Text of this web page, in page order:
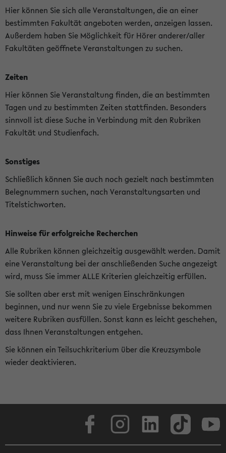
Hier können Sie sich alle Veranstaltungen, die an einer
bestimmten Fakultät angeboten werden, anzeigen lassen.
Außerdem haben Sie Möglichkeit für Hörer anderer/aller
Fakultäten geöffnete Veranstaltungen zu suchen.
Zeiten
Hier können Sie Veranstaltung finden, die an bestimmten
Tagen und zu bestimmten Zeiten stattfinden. Besonders
sinnvoll ist diese Suche in Verbindung mit den Rubriken
Fakultät und Studienfach.
Sonstiges
Schließlich können Sie auch noch gezielt nach bestimmten
Belegnummern suchen, nach Veranstaltungsarten und
Titelstichworten.
Hinweise für erfolgreiche Recherchen
Alle Rubriken können gleichzeitig ausgewählt werden. Damit
eine Veranstaltung bei der anschließenden Suche angezeigt
wird, muss Sie immer ALLE Kriterien gleichzeitig erfüllen.
Sie sollten aber erst mit wenigen Einschränkungen
beginnen, und nur wenn Sie zu viele Ergebnisse bekommen
weitere Rubriken ausfüllen. Sonst kann es leicht geschehen,
dass Ihnen Veranstaltungen entgehen.
Sie können ein Teilsuchkriterium über die Kreuzsymbole
wieder deaktivieren.